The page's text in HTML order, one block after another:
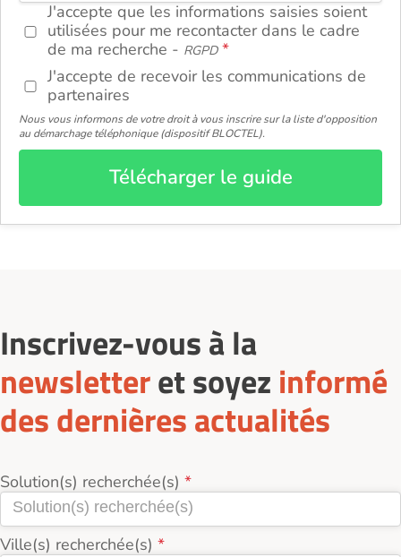
J'accepte que les informations saisies soient
utilisées pour me recontacter dans le cadre
de ma recherche - RGPD
J'accepte de recevoir les communications de
partenaires
Nous vous informons de votre droit à vous inscrire sur la liste d'opposition
au démarchage téléphonique (dispositif BLOCTEL).
Télécharger le guide
Inscrivez-vous à la
newsletteret soyez informé
des dernières actualités
Solution(s) recherchée(s)
Ville(s) recherchée(s)